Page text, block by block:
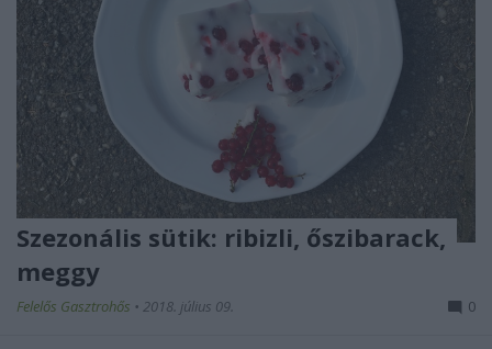
Szezonális sütik: ribizli, őszibarack,
meggy
Felelős Gasztrohős • 2018. július 09. 0